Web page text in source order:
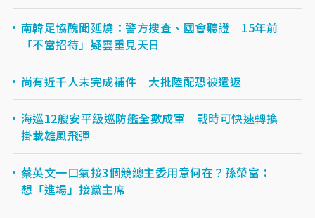
南韓足協醜聞延燒：警方搜查、國會聽證 15年前
「不當招待」疑雲重見天日
尚有近千人未完成補件 大批陸配恐被遣返
海巡12艘安平級巡防艦全數成軍 戰時可快速轉換
掛載雄風飛彈
蔡英文一口氣接3個競總主委用意何在？孫榮富：
想「進場」接黨主席